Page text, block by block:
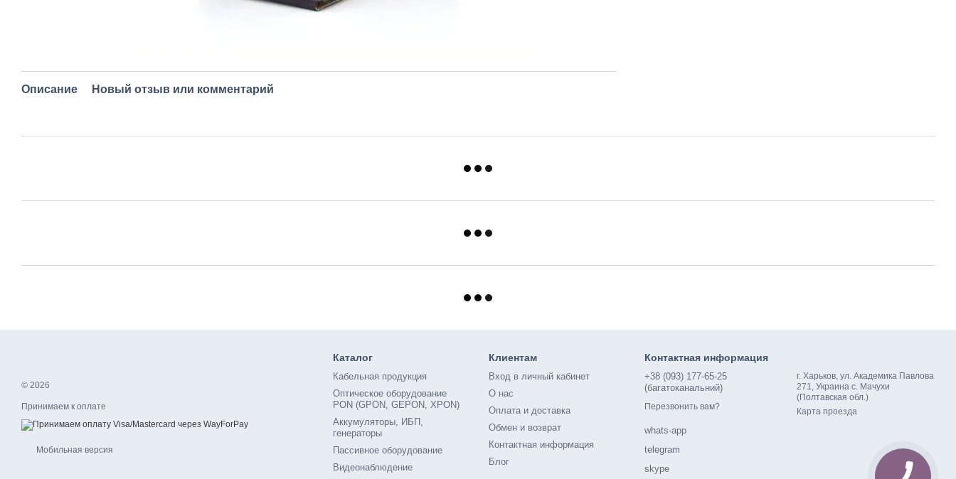
Описание Новый отзыв или комментарий
© 2026
Принимаем к оплате
Мобильная версия
Каталог
Кабельная продукция
Оптическое оборудование
PON (GPON, GEPON, XPON)
Аккумуляторы, ИБП,
генераторы
Пассивное оборудование
Видеонаблюдение
Клиентам
Вход в личный кабинет
О нас
Оплата и доставка
Обмен и возврат
Контактная информация
Блог
Контактная информация
+38 (093) 177-65-25
(багатоканальний)
Перезвонить вам?
whats-app
telegram
skype
г. Харьков, ул. Академика Павлова
271, Украина с. Мачухи
(Полтавская обл.)
Карта проезда